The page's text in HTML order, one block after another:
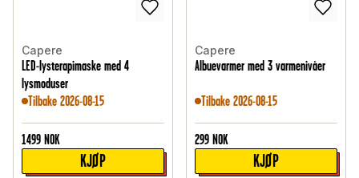
Capere
LED-lysterapimaske med 4
lysmoduser
Tilbake 2026-08-15
1499 NOK
KJØP
Capere
Albuevarmer med 3 varmenivåer
Tilbake 2026-08-15
299 NOK
KJØP